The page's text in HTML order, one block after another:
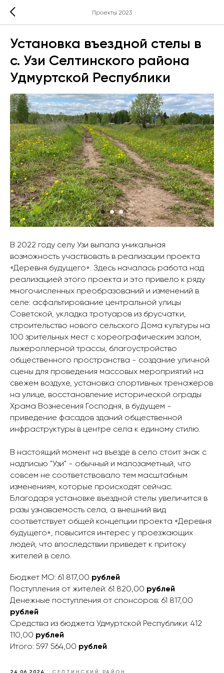
Проекты 2023
Установка въездной стелы в
с. Узи Селтинского района
Удмуртской Республики
В 2022 году селу Узи выпала уникальная
возможность участвовать в реализации проекта
«Деревня будущего». Здесь началась работа над
реализацией этого проекта и это привело к ряду
многочисленных преобразований и изменений в
селе: асфальтирование центральной улицы
Советской, укладка тротуаров из брусчатки,
строительство нового сельского Дома культуры на
100 зрительных мест с хореографическим залом,
лыжероллерной трассы, благоустройство
общественного пространства - создание уличной
сцены для проведения массовых мероприятий на
свежем воздухе, установка спортивных тренажеров
на улице, восстановление исторической ограды
Храма Вознесения Господня, в будущем -
приведение фасадов зданий общественной
инфраструктуры в центре села к единому стилю.
В настоящий момент на въезде в село стоит знак с
надписью "Узи" - обычный и малозаметный, что
совсем не соответствовало тем масштабным
изменениям, которые происходят сейчас.
Благодаря установке въездной стелы увеличится в
разы узнаваемость села, а внешний вид
соответствует общей концепции проекта «Деревня
будущего», повысится интерес у проезжающих
людей, что впоследствии приведет к притоку
жителей в село.
Бюджет МО: 61 817,00 рублей
Поступления от жителей: 61 820,00 рублей
Денежные поступления от спонсоров: 61 817,00
рублей
Средства из бюджета Удмуртской Республики: 412
110,00 рублей
Итого: 597 564,00 рублей